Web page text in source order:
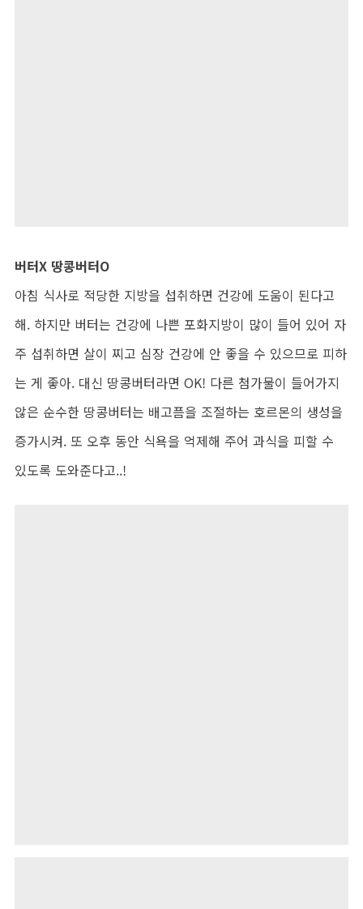
버터X 땅콩버터O
아침 식사로 적당한 지방을 섭취하면 건강에 도움이 된다고
해. 하지만 버터는 건강에 나쁜 포화지방이 많이 들어 있어 자
주 섭취하면 살이 찌고 심장 건강에 안 좋을 수 있으므로 피하
는 게 좋아. 대신 땅콩버터라면 OK! 다른 첨가물이 들어가지
않은 순수한 땅콩버터는 배고픔을 조절하는 호르몬의 생성을
증가시켜. 또 오후 동안 식욕을 억제해 주어 과식을 피할 수
있도록 도와준다고..!